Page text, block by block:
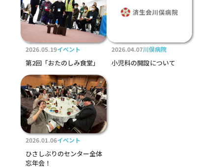
2026.05.19イベント
第2回「おたのしみ食堂」
2026.04.07川俣病院
小児科の開設について
2026.01.06イベント
ひさしぶりのセンター全体
忘年会！